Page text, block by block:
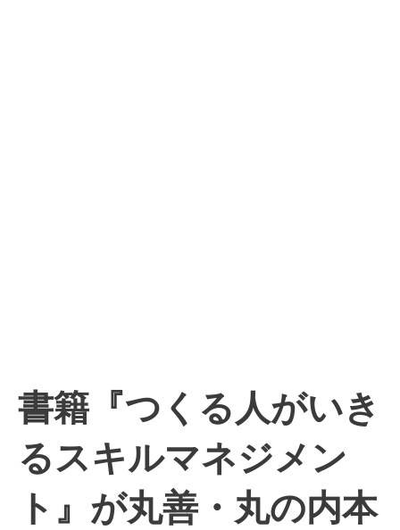
書籍『つくる人がいき
るスキルマネジメン
ト』が丸善・丸の内本